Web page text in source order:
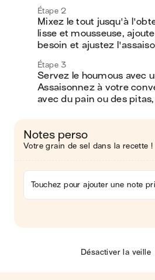
Étape 2
Mixez le tout jusqu'à
lisse et mousseuse,
besoin et ajustez
Étape 3
Servez le houmous avec
Assaisonnez à votre
avec du pain ou des
Notes perso
Votre grain de sel dans la recette !
Touchez pour ajouter une note
Désactiver la veille